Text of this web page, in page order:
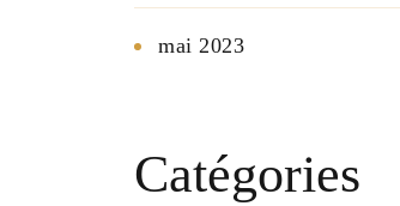
mai 2023
Catégories